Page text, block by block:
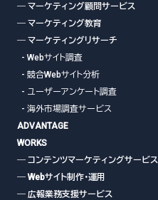
― マーケティング顧問サービス
― マーケティング教育
― マーケティングリサーチ
- Webサイト調査
- 競合Webサイト分析
- ユーザーアンケート調査
- 海外市場調査サービス
ADVANTAGE
WORKS
― コンテンツマーケティングサービス
― Webサイト制作・運用
― 広報業務支援サービス